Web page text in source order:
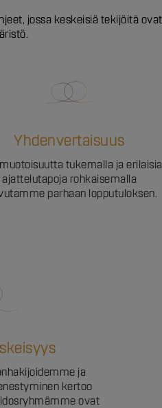
jossa keskeisiä tekijöitä
Yhdenvertaisuus
tukemalla ja erilaisia
ajattelutapoja rohkaisemalla
parhaan lopputuloksen.
ja
kertoo
ovat